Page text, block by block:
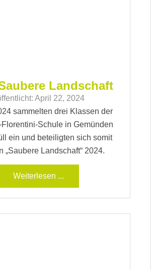
Landschaft
April 22, 2024
sammelten drei Klassen der
Schule in Gemünden
ein und beteiligten sich somit
„Saubere Landschaft“ 2024.
Weiterlesen ...